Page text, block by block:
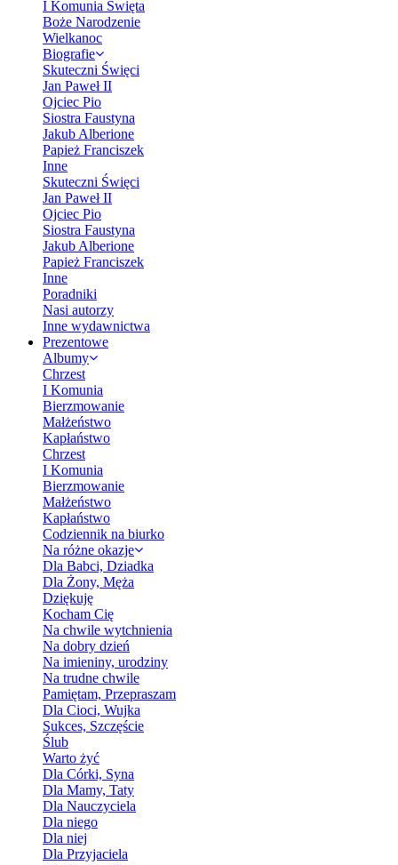
I Komunia Święta
Boże Narodzenie
Wielkanoc
Biografie
Skuteczni Święci
Jan Paweł II
Ojciec Pio
Siostra Faustyna
Jakub Alberione
Papież Franciszek
Inne
Skuteczni Święci
Jan Paweł II
Ojciec Pio
Siostra Faustyna
Jakub Alberione
Papież Franciszek
Inne
Poradniki
Nasi autorzy
Inne wydawnictwa
Prezentowe
Albumy
Chrzest
I Komunia
Bierzmowanie
Małżeństwo
Kapłaństwo
Chrzest
I Komunia
Bierzmowanie
Małżeństwo
Kapłaństwo
Codziennik na biurko
Na różne okazje
Dla Babci, Dziadka
Dla Żony, Męża
Dziękuję
Kocham Cię
Na chwile wytchnienia
Na dobry dzień
Na imieniny, urodziny
Na trudne chwile
Pamiętam, Przepraszam
Dla Cioci, Wujka
Sukces, Szczęście
Ślub
Warto żyć
Dla Córki, Syna
Dla Mamy, Taty
Dla Nauczyciela
Dla niego
Dla niej
Dla Przyjaciela